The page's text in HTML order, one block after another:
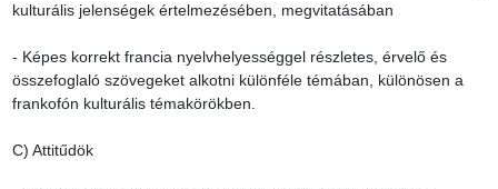
kulturális jelenségek értelmezésében, megvitatásában
- Képes korrekt francia nyelvhelyességgel részletes, érvelő és
összefoglaló szövegeket alkotni különféle témában, különösen a
frankofón kulturális témakörökben.
C) Attitűdök